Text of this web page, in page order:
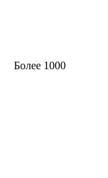
Более 1000